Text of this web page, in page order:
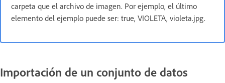
carpeta que el archivo de imagen. Por ejemplo, el último
elemento del ejemplo puede ser: true, VIOLETA, violeta.jpg.
Importación de un conjunto de datos